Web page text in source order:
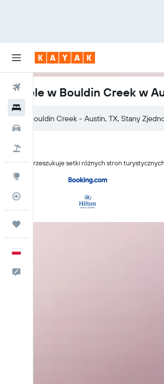
Loty
Trips
Hotele w Bouldin Creek w
KAYAK przeszukuje setki różnych stron